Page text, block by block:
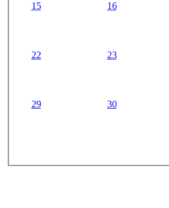
15 16
22 23
29 30